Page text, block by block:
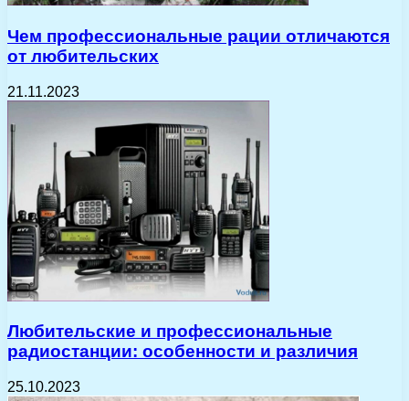
Чем профессиональные рации отличаются
от любительских
21.11.2023
Любительские и профессиональные
радиостанции: особенности и различия
25.10.2023